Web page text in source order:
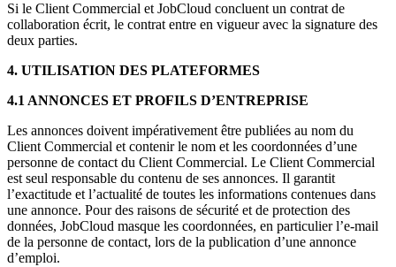
Si le Client Commercial et JobCloud concluent un contrat de
collaboration écrit, le contrat entre en vigueur avec la signature des
deux parties.
4. UTILISATION DES PLATEFORMES
4.1 ANNONCES ET PROFILS D’ENTREPRISE
Les annonces doivent impérativement être publiées au nom du
Client Commercial et contenir le nom et les coordonnées d’une
personne de contact du Client Commercial. Le Client Commercial
est seul responsable du contenu de ses annonces. Il garantit
l’exactitude et l’actualité de toutes les informations contenues dans
une annonce. Pour des raisons de sécurité et de protection des
données, JobCloud masque les coordonnées, en particulier l’e-mail
de la personne de contact, lors de la publication d’une annonce
d’emploi.